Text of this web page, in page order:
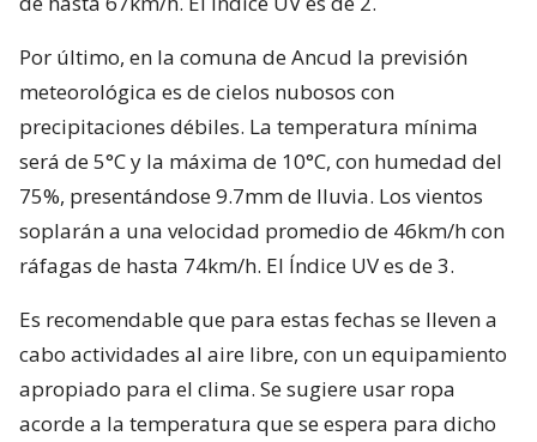
Por último, en la comuna de Ancud la previsión
meteorológica es de cielos nubosos con
precipitaciones débiles. La temperatura mínima
será de 5°C y la máxima de 10°C, con humedad del
75%, presentándose 9.7mm de lluvia. Los vientos
soplarán a una velocidad promedio de 46km/h con
ráfagas de hasta 74km/h. El Índice UV es de 3.
Es recomendable que para estas fechas se lleven a
cabo actividades al aire libre, con un equipamiento
apropiado para el clima. Se sugiere usar ropa
acorde a la temperatura que se espera para dicho